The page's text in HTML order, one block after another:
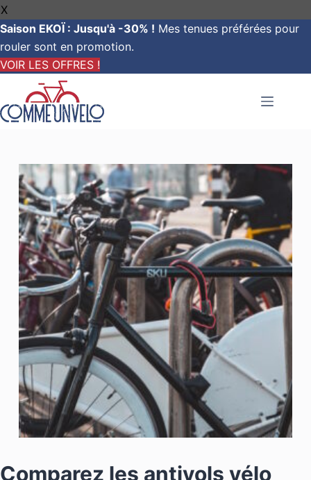
X
Saison EKOÏ : Jusqu'à -30% ! Mes tenues préférées pour
rouler sont en promotion.
VOIR LES OFFRES !
contenu
Comparez les antivols vélo